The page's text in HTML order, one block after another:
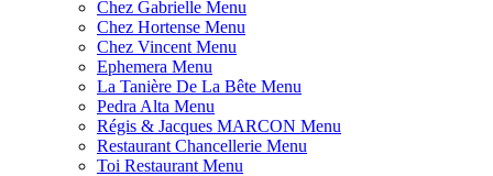
Chez Gabrielle Menu
Chez Hortense Menu
Chez Vincent Menu
Ephemera Menu
La Tanière De La Bête Menu
Pedra Alta Menu
Régis & Jacques MARCON Menu
Restaurant Chancellerie Menu
Toi Restaurant Menu